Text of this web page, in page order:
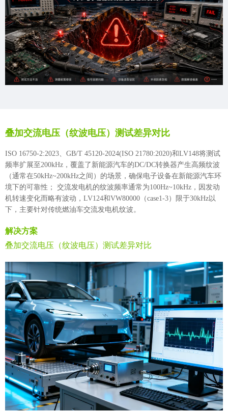
叠加交流电压（纹波电压）测试差异对比
ISO 16750-2:2023、GB/T 45120-2024(ISO 21780:2020)和LV148将测试
频率扩展至200kHz，覆盖了新能源汽车的DC/DC转换器产生高频纹波
（通常在50kHz~200kHz之间）的场景，确保电子设备在新能源汽车环
境下的可靠性； 交流发电机的纹波频率通常为100Hz~10kHz，因发动
机转速变化而略有波动，LV124和VW80000（case1-3）限于30kHz以
下，主要针对传统燃油车交流发电机纹波。
解决方案
叠加交流电压（纹波电压）测试差异对比